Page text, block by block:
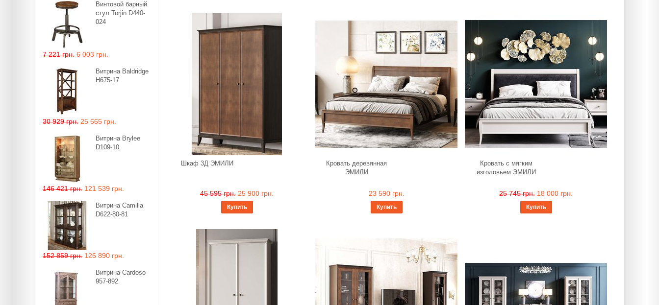
Винтовой барный
стул Torjin D440-
024
7 221 грн. 6 003 грн.
Витрина Baldridge
H675-17
30 929 грн. 25 665 грн.
Витрина Brylee
D109-10
146 421 грн. 121 539 грн.
Витрина Camilla
D622-80-81
152 859 грн. 126 890 грн.
Витрина Cardoso
957-892
Шкаф 3Д ЭМИЛИ
45 595 грн. 25 900 грн.
Купить
Кровать деревянная
ЭМИЛИ
23 590 грн.
Купить
Кровать с мягким
изголовьем ЭМИЛИ
25 745 грн. 18 000 грн.
Купить